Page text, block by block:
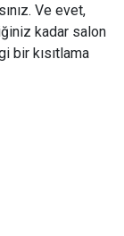
Ve evet,
kadar salon
bir kısıtlama